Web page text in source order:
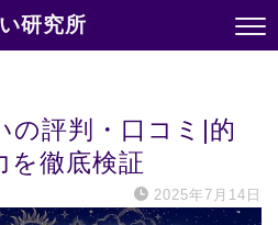
研究所
の評判・口コミ|的
を徹底検証
2025年7月14日